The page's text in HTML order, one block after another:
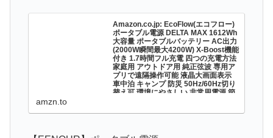
Amazon.co.jp: EcoFlow(エコフロー)
ポータブル電源 DELTA MAX 1612Wh
大容量 ポータブルバッテリー AC出力
(2000W瞬間最大4200W) X-Boost機能
付き 1.7時間フル充電 四つの充電方法
家庭用 アウトドア用 純正弦波 専用ア
プリで遠隔操作可能 液晶大画面表示
車中泊 キャンプ 防災 50Hz/60Hz切り
替え可 環境にやさしい 非常用電源 節
ル電源 DELTA MAX 1612Wh 大容量 ポータブ
つの充電方法家...
amzn.to